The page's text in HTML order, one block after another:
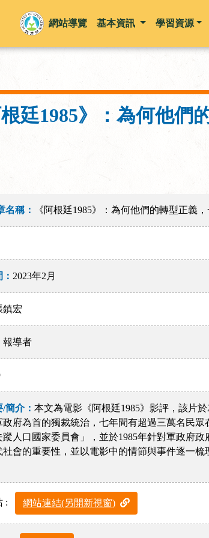
網站導覽 基本資訊 學習資源
根廷1985》：為何他
名稱： 《阿根廷1985》：為何他們的轉型正義
2023年2月
鎮宏
報導者
/簡介：本文為電影《阿根廷1985》影評，該片
政府為首的獨裁統治，七年間有超過三萬名民
蹤人口國家委員會」，並於1985年針對軍政府
社會的重要性，並以電影中的情節與事件逐一
: 網站連結(另開新視窗)